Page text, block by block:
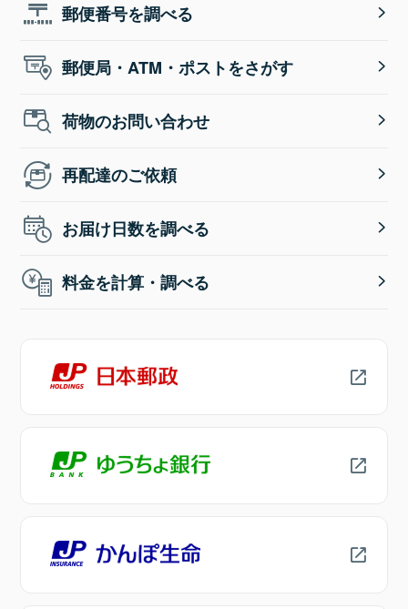
郵便番号を調べる
郵便局・ATM・ポストをさがす
荷物のお問い合わせ
再配達のご依頼
お届け日数を調べる
料金を計算・調べる